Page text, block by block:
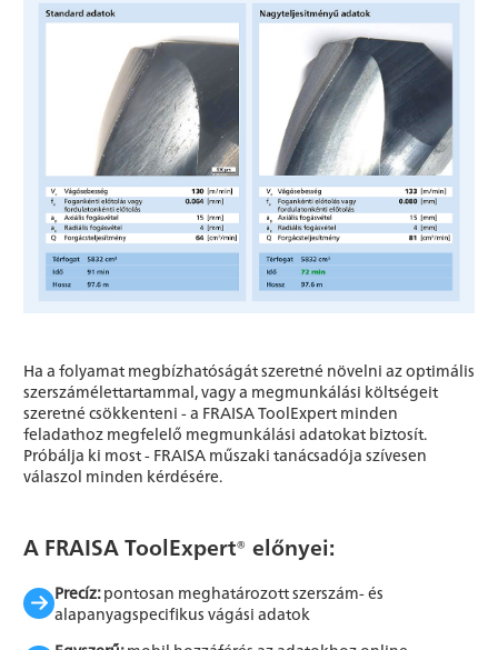
Ha a folyamat megbízhatóságát szeretné növelni az optimális
szerszámélettartammal, vagy a megmunkálási költségeit
szeretné csökkenteni - a FRAISA ToolExpert minden
feladathoz megfelelő megmunkálási adatokat biztosít.
Próbálja ki most - FRAISA műszaki tanácsadója szívesen
válaszol minden kérdésére.
A FRAISA ToolExpert® előnyei:
Precíz:pontosan meghatározott szerszám- és
alapanyagspecifikus vágási adatok